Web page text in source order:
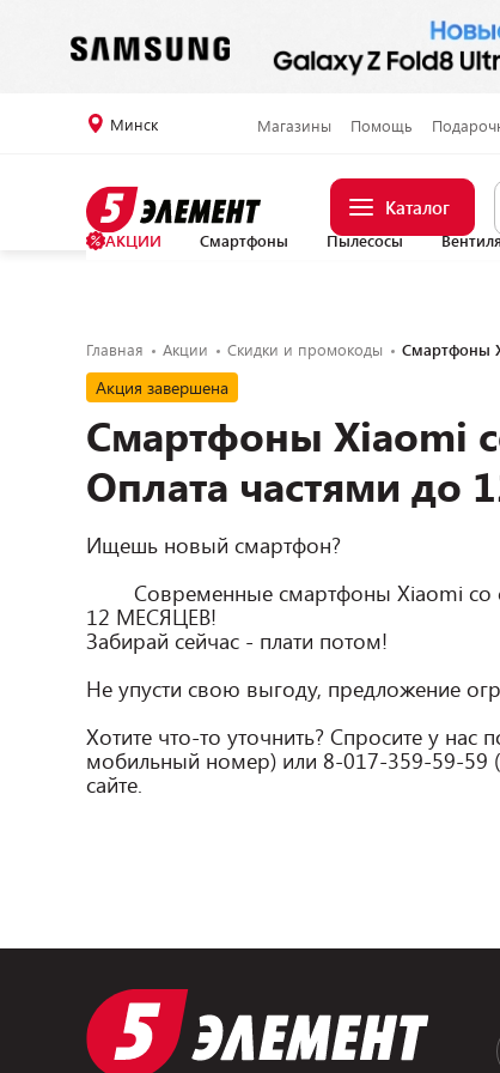
Минск Магазины Помощь
Каталог
АКЦИИ Смартфоны Пылесосы
Главная Акции Скидки и промокоды Смартфоны
Акция завершена
Смартфоны Xiaomi
Оплата частями до
Ищешь новый смартфон?
12 МЕСЯЦЕВ!
Забирай сейчас - плати потом!
Не упусти свою выгоду, предложение
Хотите что-то уточнить? Спросите у нас
мобильный номер) или 8-017-359-59-59